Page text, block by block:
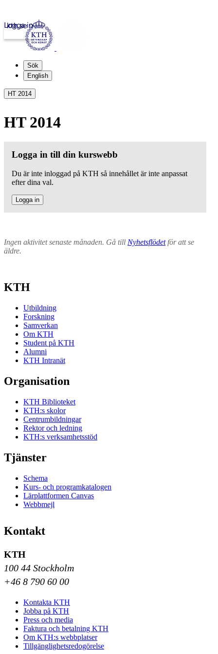
kth.se
Logga in
Sök
English
HT 2014
HT 2014
Logga in till din kurswebb
Du är inte inloggad på KTH så innehållet är inte anpassat
efter dina val.
Logga in
Ingen aktivitet senaste månaden. Gå till Nyhetsflödetför att se
äldre.
KTH
Utbildning
Forskning
Samverkan
Om KTH
Student på KTH
Alumni
KTH Intranät
Organisation
KTH Biblioteket
KTH:s skolor
Centrumbildningar
Rektor och ledning
KTH:s verksamhetsstöd
Tjänster
Schema
Kurs- och programkatalogen
Lärplattformen Canvas
Webbmejl
Kontakt
KTH
100 44 Stockholm
+46 8 790 60 00
Kontakta KTH
Jobba på KTH
Press och media
Faktura och betalning KTH
Om KTH:s webbplatser
Tillgänglighetsredogörelse